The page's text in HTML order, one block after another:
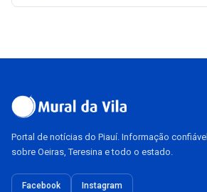
Portal de notícias do Piauí. Informação confiável
sobre Oeiras, Teresina e todo o estado.
Facebook Instagram